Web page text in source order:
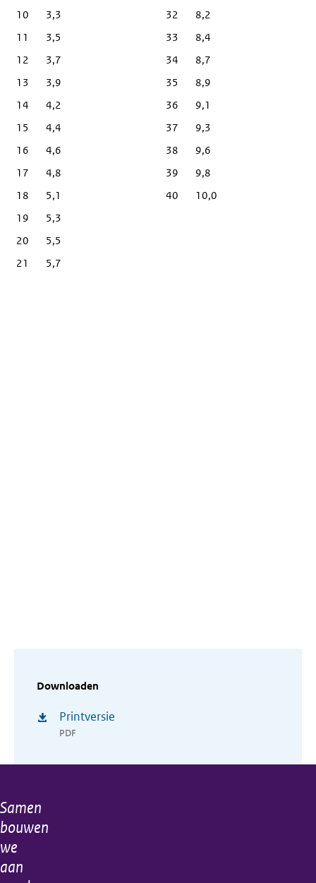
Downloaden
Printversie
PDF
10
3,3
11
3,5
12
3,7
13
3,9
14
4,2
15
4,4
16
4,6
17
4,8
18
5,1
19
5,3
20
5,5
21
5,7
32
8,2
33
8,4
34
8,7
35
8,9
36
9,1
37
9,3
38
9,6
39
9,8
40
10,0
Algemene
informatie
Samen
bouwen
we
aan